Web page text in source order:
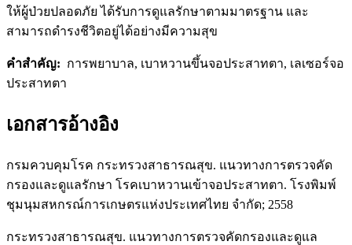
ให้ผู้ป่วยปลอดภัย ได้รับการดูแลรักษาตามมาตรฐาน และ
สามารถดำรงชีวิตอยู่ได้อย่างมีความสุข
คำสำคัญ: การพยาบาล, เบาหวานขึ้นจอประสาทตา, เลเซอร์จอ
ประสาทตา
เอกสารอ้างอิง
กรมควบคุมโรค กระทรวงสาธารณสุข. แนวทางการตรวจคัด
กรองและดูแลรักษา โรคเบาหวานเข้าจอประสาทตา. โรงพิมพ์
ชุมนุมสหกรณ์การเกษตรแห่งประเทศไทย จำกัด; 2558
กระทรวงสาธารณสุข. แนวทางการตรวจคัดกรองและดูแล